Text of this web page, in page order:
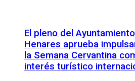
El pleno del
Henares aprueba
la Semana Cervantina
interés turístico